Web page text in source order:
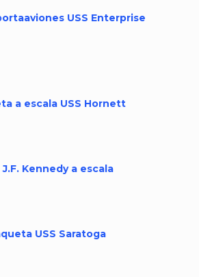
USS Enterprise
a escala USS Hornett
J.F. Kennedy a escala
USS Saratoga